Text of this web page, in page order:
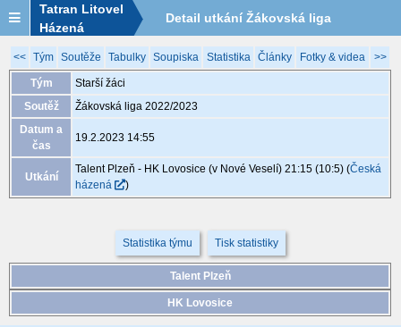
Tatran Litovel
Házená
Detail utkání Žákovská liga
2022/2023, XGB148, 19.2. 14:55
<< Tým Soutěže Tabulky Soupiska Statistika Články Fotky & videa >>
Tým
Starší žáci
Soutěž
Žákovská liga 2022/2023
Datum a
čas
19.2.2023 14:55
Utkání
Talent Plzeň - HK Lovosice (v Nové Veselí) 21:15 (10:5)(Česká
házená
)
Statistika týmu Tisk statistiky
Talent Plzeň
HK Lovosice